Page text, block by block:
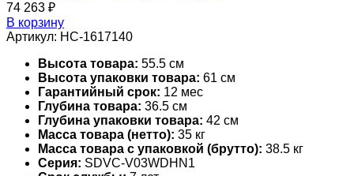
74 263 ₽
В корзину
Артикул: НС-1617140
Высота товара: 55.5 см
Высота упаковки товара: 61 см
Гарантийный срок: 12 мес
Глубина товара: 36.5 см
Глубина упаковки товара: 42 см
Масса товара (нетто): 35 кг
Масса товара с упаковкой (брутто): 38.5 кг
Серия: SDVC-V03WDHN1